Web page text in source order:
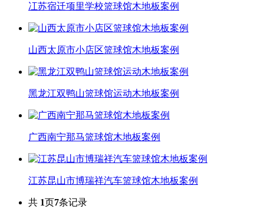
冮苏宿迁项里学校篮球馆木地板案例
山西太原市小店区篮球馆木地板案例
黑龙江双鸭山篮球馆运动木地板案例
广西南宁那马篮球馆木地板案例
江苏昆山市博瑞祥汽车篮球馆木地板案例
共 1页7条记录